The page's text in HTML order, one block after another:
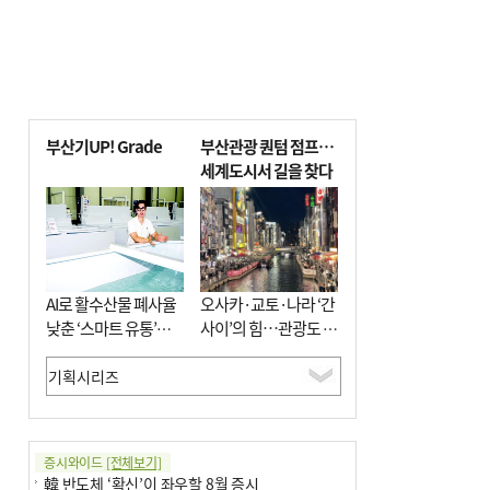
부산기UP! Grade
AI로 활수산물 폐사율
낮춘 ‘스마트 유통’…
사막·산악지대 수출
도전
부산관광 퀀텀 점프…
세계도시서 길을 찾다
오사카·교토·나라 ‘간
사이’의 힘…관광도 뭉
쳐야 흥한다
증시와이드 [전체보기]
韓 반도체 ‘확신’이 좌우할 8월 증시